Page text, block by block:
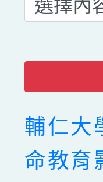
輔仁大
命教育